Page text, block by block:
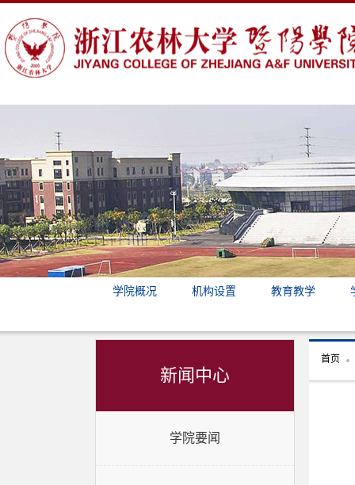
学院概况 机构设置 教育教学
新闻中心
学院要闻
首页